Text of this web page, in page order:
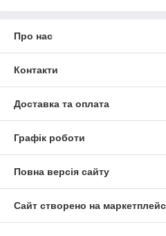
Про нас
Контакти
Доставка та оплата
Графік роботи
Повна версія сайту
Сайт створено на